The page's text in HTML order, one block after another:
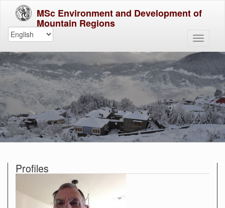
MSc Environment and Development of
Mountain Regions
Profiles